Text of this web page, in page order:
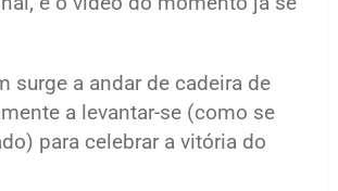
surge a andar de cadeira de
a levantar-se (como se
para celebrar a vitória do